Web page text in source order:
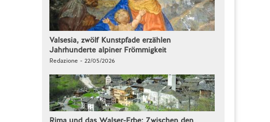
Valsesia, zwölf Kunstpfade erzählen
Jahrhunderte alpiner Frömmigkeit
Redazione - 22/05/2026